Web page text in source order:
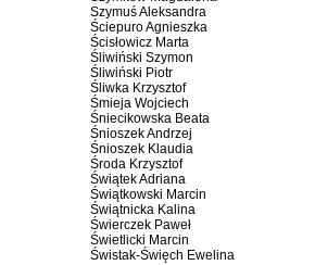
Szymuś Aleksandra
Ściepuro Agnieszka
Ścisłowicz Marta
Śliwiński Szymon
Śliwiński Piotr
Śliwka Krzysztof
Śmieja Wojciech
Śniecikowska Beata
Śnioszek Andrzej
Śnioszek Klaudia
Środa Krzysztof
Świątek Adriana
Świątkowski Marcin
Świątnicka Kalina
Świerczek Paweł
Świetlicki Marcin
Świstak-Święch Ewelina